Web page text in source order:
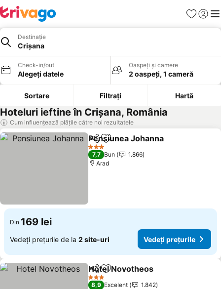
Favorite
Destinație
Crișana
Check-in/out
Alegeți datele
Oaspeți și camere
2 oaspeți, 1 cameră
Sortare Filtrați Hartă
Hoteluri ieftine în Crișana, România
Cum influențează plățile către noi rezultatele
DistribuițiAdăugaţi la favorite
Pensiunea Johanna
3 Stele
7,7 Bun
1.866
Arad
Din 169 lei
Vedeți prețurile de la 2 site-uri Vedeți prețurile
DistribuițiAdăugaţi la favorite
Hotel Novotheos
3 Stele
8,9 Excelent
1.842